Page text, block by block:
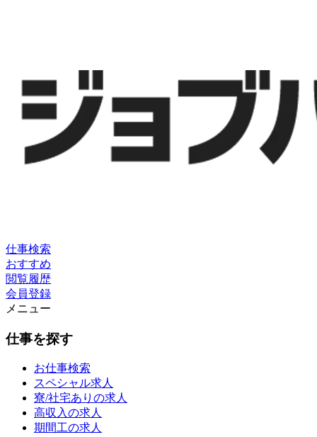
仕事検索
おすすめ
閲覧履歴
会員登録
メニュー
仕事を探す
お仕事検索
スペシャル求人
寮/社宅ありの求人
高収入の求人
期間工の求人